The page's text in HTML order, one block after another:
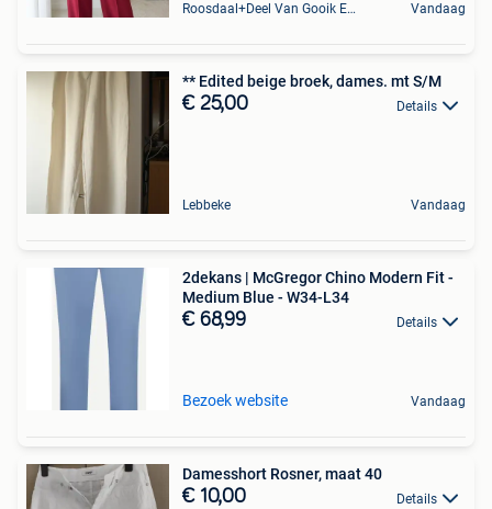
Roosdaal+Deel Van Gooik En Sint-Kwintens-Lennik Vandaag
** Edited beige broek, dames. mt S/M
€ 25,00 Details
Lebbeke Vandaag
2dekans | McGregor Chino Modern Fit -
Medium Blue - W34-L34
€ 68,99 Details
Bezoek website Vandaag
Damesshort Rosner, maat 40
€ 10,00 Details